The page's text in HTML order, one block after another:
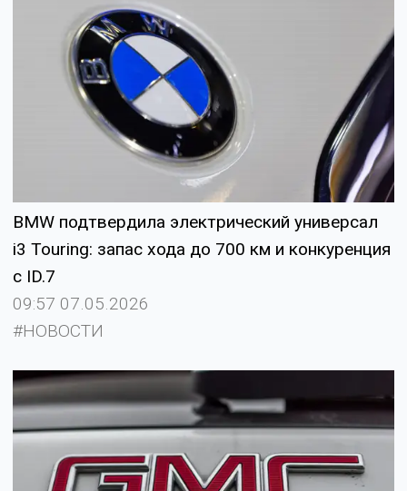
BMW подтвердила электрический универсал
i3 Touring: запас хода до 700 км и конкуренция
с ID.7
09:57 07.05.2026
#НОВОСТИ